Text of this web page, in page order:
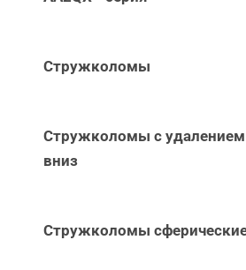
Стружколомы
Стружколомы с
вниз
Стружколомы